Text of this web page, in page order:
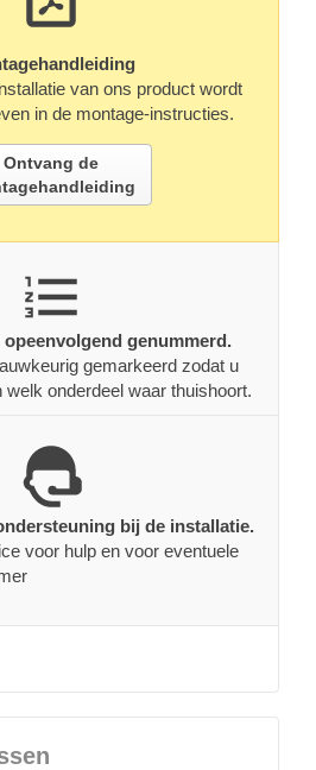
van ons product wordt
in de montage-instructies.
Ontvang de
genummerd.
gemarkeerd zodat u
onderdeel waar thuishoort.
bij de installatie.
voor hulp en voor eventuele